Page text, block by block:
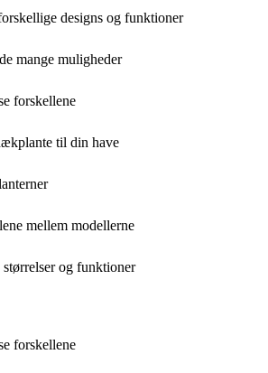
designs og funktioner
mange muligheder
forskellene
til din have
mellem modellerne
og funktioner
forskellene